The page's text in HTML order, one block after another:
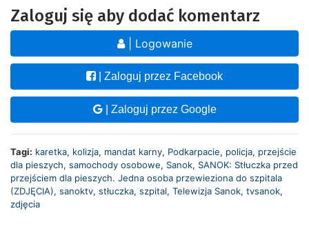
Zaloguj się aby dodać komentarz
| Logowanie
| Zaloguj przez Facebook
| Zaloguj przez Google
Tagi: karetka, kolizja, mandat karny, Podkarpacie, policja, przejście
dla pieszych, samochody osobowe, Sanok, SANOK: Stłuczka przed
przejściem dla pieszych. Jedna osoba przewieziona do szpitala
(ZDJĘCIA), sanoktv, stłuczka, szpital, Telewizja Sanok, tvsanok,
zdjęcia